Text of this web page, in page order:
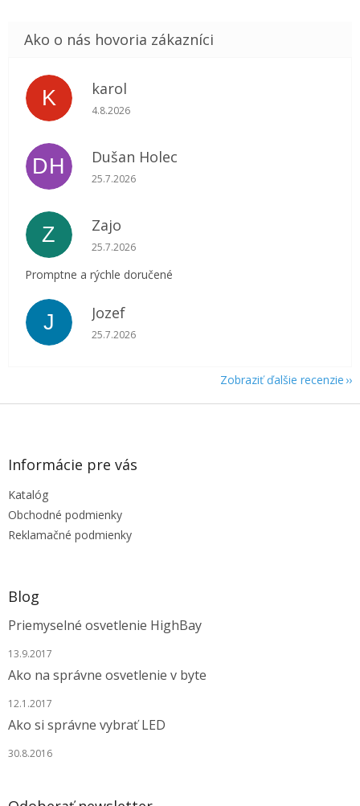
K karol
Hodnotenie obchodu je 5 z 5 hviezdičiek.
4.8.2026
DH Dušan Holec
Hodnotenie obchodu je 5 z 5 hviezdičiek.
25.7.2026
Z Zajo
Hodnotenie obchodu je 5 z 5 hviezdičiek.
25.7.2026
Promptne a rýchle doručené
J Jozef
Hodnotenie obchodu je 5 z 5 hviezdičiek.
25.7.2026
Zobraziť ďalšie recenzie
Z
Informácie pre vás
Katalóg
Obchodné podmienky
Reklamačné podmienky
Blog
Priemyselné osvetlenie HighBay
13.9.2017
Ako na správne osvetlenie v byte
12.1.2017
Ako si správne vybrať LED
30.8.2016